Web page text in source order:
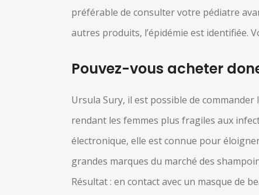
préférable de consulter votre pédiatre
autres produits, l’épidémie est identifiée.
Pouvez-vous acheter
Ursula Sury, il est possible de commander
rendant les femmes plus fragiles aux
électronique, elle est connue pour
grandes marques du marché des
Résultat : en contact avec un masque de